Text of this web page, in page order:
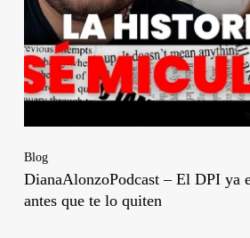
Blog
DianaAlonzoPodcast – El DPI ya
antes que te lo quiten